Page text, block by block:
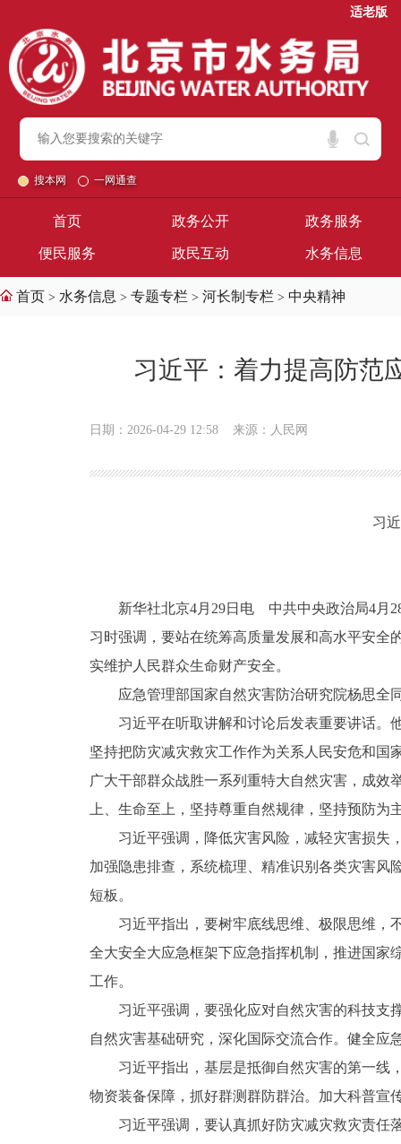
适老版
搜本网 一网通查
首页 政务公开 政务服务
便民服务 政民互动 水务信息
首页 > 水务信息 > 专题专栏 > 河长制专栏 > 中央精神
习近平：着力提高防范
日期：2026-04-29 12:58 来源：人民网
习
新华社北京4月29日电 中共中央政治局4月
习时强调，要站在统筹高质量发展和高水平安全
实维护人民群众生命财产安全。
应急管理部国家自然灾害防治研究院杨思全
习近平在听取讲解和讨论后发表重要讲话。
坚持把防灾减灾救灾工作作为关系人民安危和国
广大干部群众战胜一系列重特大自然灾害，成
上、生命至上，坚持尊重自然规律，坚持预防
习近平强调，降低灾害风险，减轻灾害损失
加强隐患排查，系统梳理、精准识别各类灾害风
短板。
习近平指出，要树牢底线思维、极限思维，
全大安全大应急框架下应急指挥机制，推进国家
工作。
习近平强调，要强化应对自然灾害的科技支
自然灾害基础研究，深化国际交流合作。健全应
习近平指出，基层是抵御自然灾害的第一线
物资装备保障，抓好群测群防群治。加大科普宣
习近平强调，要认真抓好防灾减灾救灾责任